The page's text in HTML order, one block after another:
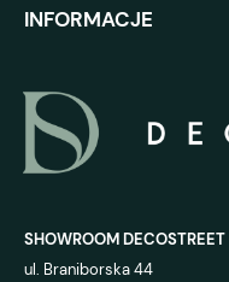
INFORMACJE
SHOWROOM DECOSTREET
ul. Braniborska 44